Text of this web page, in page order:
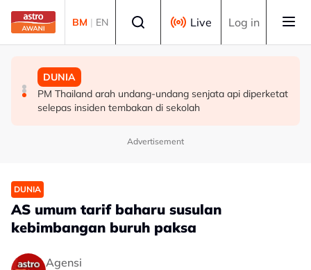
Skip to main content
BM | EN Live Log in
MALAYSIA
Berita tempatan pilihan sepanjang hari ini
MALAYSIA
Pengacara, ahli perniagaan ditahan bantu siasatan
audio siar sentuh isu sensitiviti agama
DUNIA
PM Thailand arah undang-undang senjata api diperketat
selepas insiden tembakan di sekolah
Advertisement
DUNIA
AS umum tarif baharu susulan
kebimbangan buruh paksa
Agensi